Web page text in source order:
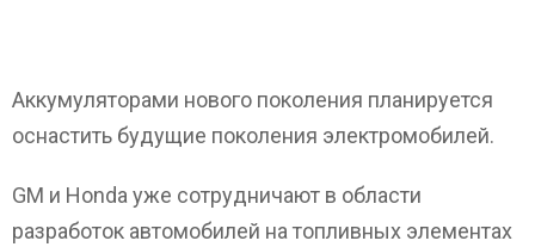
Аккумуляторами нового поколения планируется
оснастить будущие поколения электромобилей.
GM и Honda уже сотрудничают в области
разработок автомобилей на топливных элементах